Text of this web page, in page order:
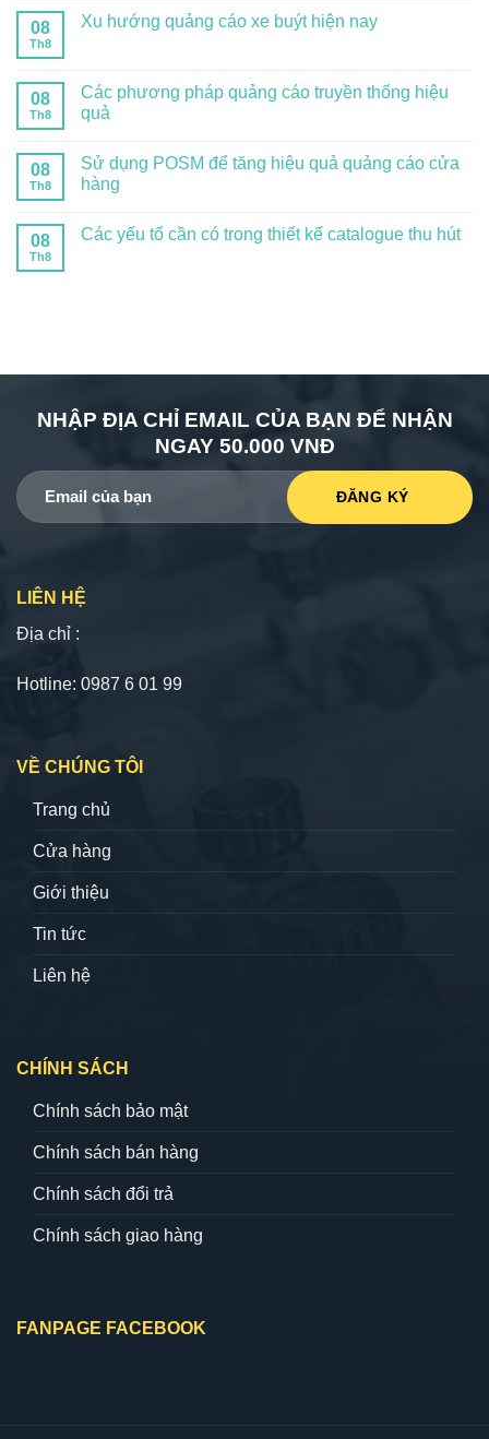
08
Th8
Xu hướng quảng cáo xe buýt hiện nay
08
Th8
Các phương pháp quảng cáo truyền thống hiệu
quả
08
Th8
Sử dụng POSM để tăng hiệu quả quảng cáo cửa
hàng
08
Th8
Các yếu tố cần có trong thiết kế catalogue thu hút
NHẬP ĐỊA CHỈ EMAIL CỦA BẠN ĐỂ NHẬN
NGAY 50.000 VNĐ
LIÊN HỆ
Địa chỉ :
Hotline: 0987 6 01 99
VỀ CHÚNG TÔI
Trang chủ
Cửa hàng
Giới thiệu
Tin tức
Liên hệ
CHÍNH SÁCH
Chính sách bảo mật
Chính sách bán hàng
Chính sách đổi trả
Chính sách giao hàng
FANPAGE FACEBOOK